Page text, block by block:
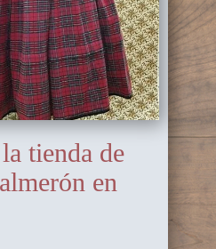
tienda de
en